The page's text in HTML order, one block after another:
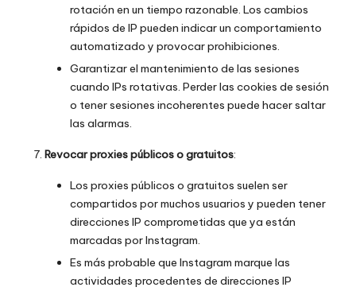
rotación en un tiempo razonable. Los cambios
rápidos de IP pueden indicar un comportamiento
automatizado y provocar prohibiciones.
Garantizar el mantenimiento de las sesiones
cuando IPs rotativas. Perder las cookies de sesión
o tener sesiones incoherentes puede hacer saltar
las alarmas.
Revocar proxies públicos o gratuitos:
Los proxies públicos o gratuitos suelen ser
compartidos por muchos usuarios y pueden tener
direcciones IP comprometidas que ya están
marcadas por Instagram.
Es más probable que Instagram marque las
actividades procedentes de direcciones IP